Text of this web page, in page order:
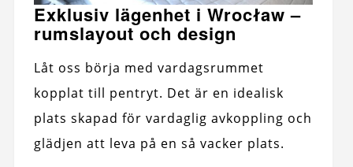
Exklusiv lägenhet i Wrocław –
rumslayout och design
Låt oss börja med vardagsrummet
kopplat till pentryt. Det är en idealisk
plats skapad för vardaglig avkoppling och
glädjen att leva på en så vacker plats.